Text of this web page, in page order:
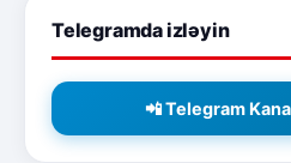
Telegramda izləyin
📲 Telegram